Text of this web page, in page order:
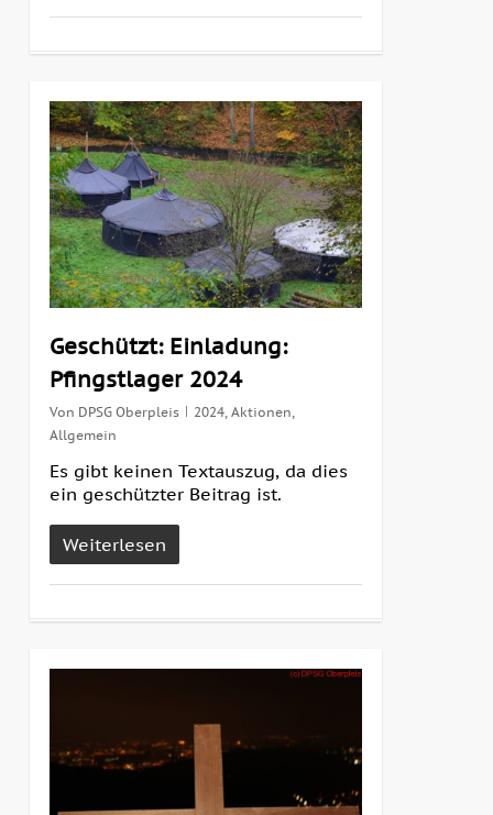
Geschützt: Einladung:
Pfingstlager 2024
Von DPSG Oberpleis 2024, Aktionen,
Allgemein
Es gibt keinen Textauszug, da dies
ein geschützter Beitrag ist.
Weiterlesen
1